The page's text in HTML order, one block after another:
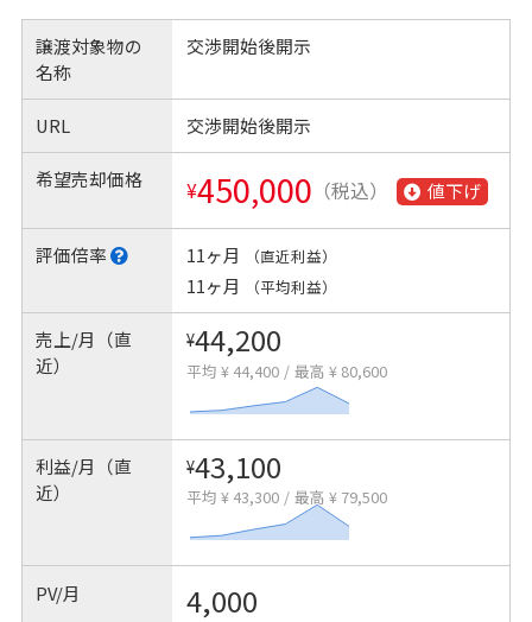
譲渡対象物の
名称
交渉開始後開示
URL 交渉開始後開示
希望売却価格 ¥450,000 （税込） 値下げ
評価倍率 11ヶ月 （直近利益）
11ヶ月 （平均利益）
売上/月（直
近）
¥44,200
平均 ¥ 44,400 / 最高 ¥ 80,600
利益/月（直
近）
¥43,100
平均 ¥ 43,300 / 最高 ¥ 79,500
PV/月 4,000